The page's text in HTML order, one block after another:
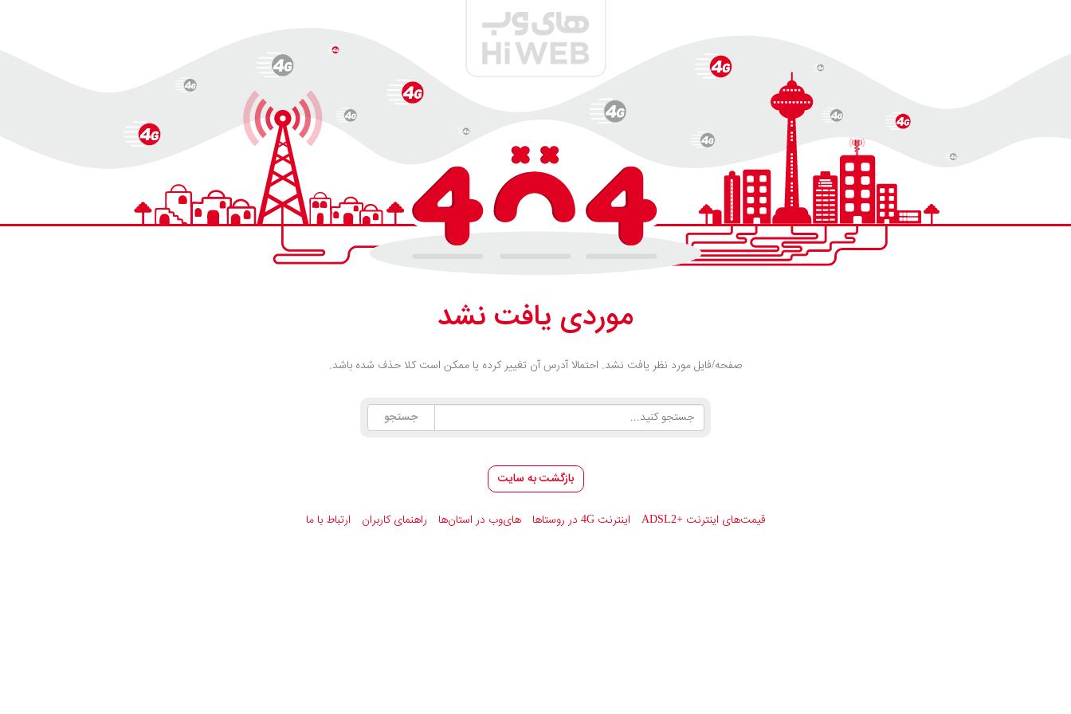
موردی یافت نشد
صفحه/فایل مورد نظر یافت نشد. احتمالا آدرس آن تغییر کرده یا ممکن است کلا حذف شده باشد.
بازگشت به سایت
قیمت‌های اینترنتADSL2+ اینترنت 4G در روستاها های‌وب در استان‌ها راهنمای کاربران ارتباط با ما